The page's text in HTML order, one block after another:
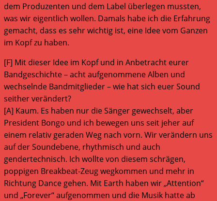
dem Produzenten und dem Label überlegen mussten,
was wir eigentlich wollen. Damals habe ich die Erfahrung
gemacht, dass es sehr wichtig ist, eine Idee vom Ganzen
im Kopf zu haben.
[F] Mit dieser Idee im Kopf und in Anbetracht eurer
Bandgeschichte – acht aufgenommene Alben und
wechselnde Bandmitglieder – wie hat sich euer Sound
seither verändert?
[A] Kaum. Es haben nur die Sänger gewechselt, aber
President Bongo und ich bewegen uns seit jeher auf
einem relativ geraden Weg nach vorn. Wir verändern uns
auf der Soundebene, rhythmisch und auch
gendertechnisch. Ich wollte von diesem schrägen,
poppigen Breakbeat-Zeug wegkommen und mehr in
Richtung Dance gehen. Mit Earth haben wir „Attention“
und „Forever“ aufgenommen und die Musik hatte ab